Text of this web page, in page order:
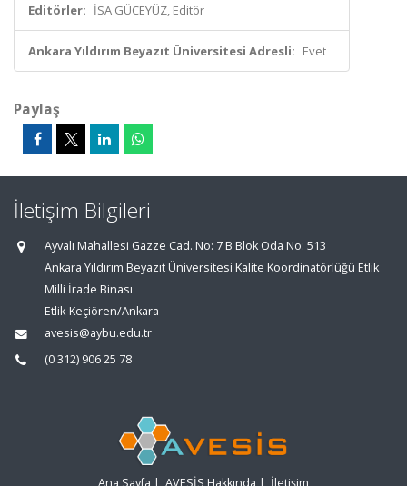
Editörler: İSA GÜCEYÜZ, Editör
Ankara Yıldırım Beyazıt Üniversitesi Adresli: Evet
Paylaş
İletişim Bilgileri
Ayvalı Mahallesi Gazze Cad. No: 7 B Blok Oda No: 513
Ankara Yıldırım Beyazıt Üniversitesi Kalite Koordinatörlüğü Etlik
Milli İrade Binası
Etlik-Keçiören/Ankara
avesis@aybu.edu.tr
(0 312) 906 25 78
Ana Sayfa | AVESİS Hakkında | İletişim